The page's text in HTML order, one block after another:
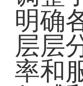
明确
层层
率和